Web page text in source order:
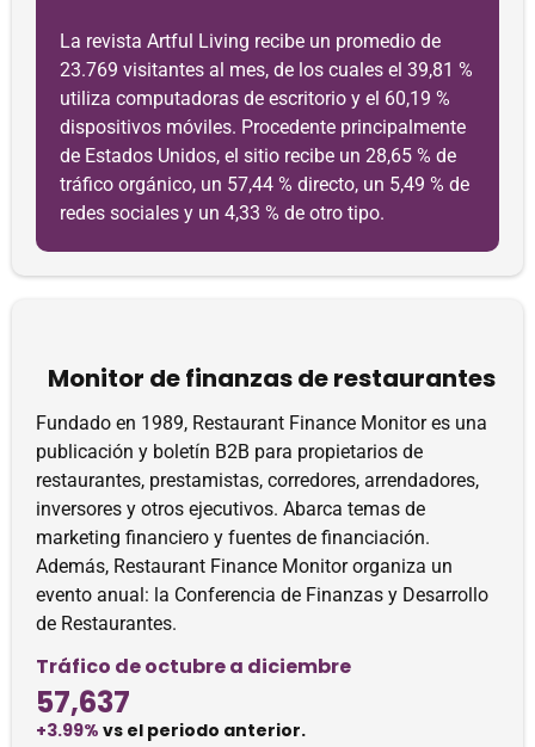
La revista Artful Living recibe un promedio de
23.769 visitantes al mes, de los cuales el 39,81 %
utiliza computadoras de escritorio y el 60,19 %
dispositivos móviles. Procedente principalmente
de Estados Unidos, el sitio recibe un 28,65 % de
tráfico orgánico, un 57,44 % directo, un 5,49 % de
redes sociales y un 4,33 % de otro tipo.
Monitor de finanzas de restaurantes
Fundado en 1989, Restaurant Finance Monitor es una
publicación y boletín B2B para propietarios de
restaurantes, prestamistas, corredores, arrendadores,
inversores y otros ejecutivos. Abarca temas de
marketing financiero y fuentes de financiación.
Además, Restaurant Finance Monitor organiza un
evento anual: la Conferencia de Finanzas y Desarrollo
de Restaurantes.
Tráfico de octubre a diciembre
57,637
+3.99% vs el periodo anterior.